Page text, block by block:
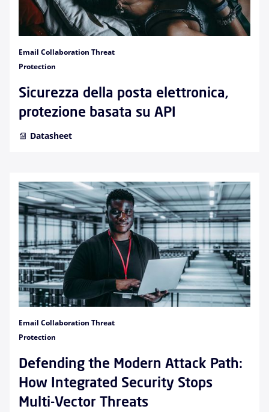
Email Collaboration Threat
Protection
Sicurezza della posta elettronica,
protezione basata su API
Datasheet
Email Collaboration Threat
Protection
Defending the Modern Attack Path:
How Integrated Security Stops
Multi-Vector Threats